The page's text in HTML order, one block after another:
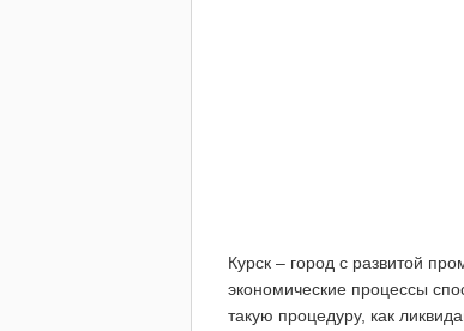
Курск – город с развитой
экономические процессы
такую процедуру, как